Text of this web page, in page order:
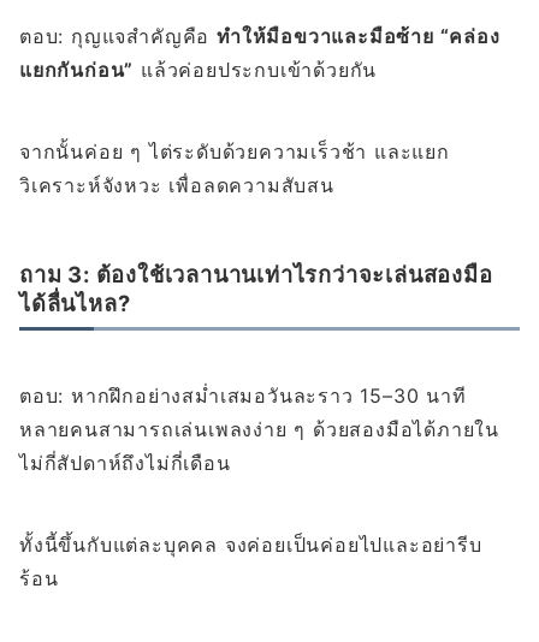
ตอบ: กุญแจสำคัญคือ ทำให้มือขวาและมือซ้าย “คล่อง
แยกกันก่อน” แล้วค่อยประกบเข้าด้วยกัน
จากนั้นค่อย ๆ ไต่ระดับด้วยความเร็วช้า และแยก
วิเคราะห์จังหวะ เพื่อลดความสับสน
ถาม 3: ต้องใช้เวลานานเท่าไรกว่าจะเล่นสองมือ
ได้ลื่นไหล?
ตอบ: หากฝึกอย่างสม่ำเสมอวันละราว 15–30 นาที
หลายคนสามารถเล่นเพลงง่าย ๆ ด้วยสองมือได้ภายใน
ไม่กี่สัปดาห์ถึงไม่กี่เดือน
ทั้งนี้ขึ้นกับแต่ละบุคคล จงค่อยเป็นค่อยไปและอย่ารีบ
ร้อน